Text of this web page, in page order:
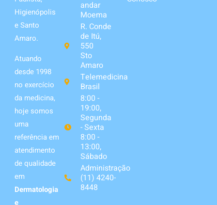
Higienópolis
e Santo
Amaro.
Atuando
desde 1998
no exercício
da medicina,
hoje somos
uma
referência em
atendimento
de qualidade
em
Dermatologia
e
andar
Moema
R. Conde
de Itú,
550
Sto
Amaro
Telemedicina
Brasil
8:00 -
19:00,
Segunda
- Sexta
8:00 -
13:00,
Sábado
Administração
(11) 4240-
8448